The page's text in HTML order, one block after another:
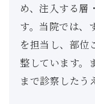
め、注入する層
す。当院では、
を担当し、部位
整しています。
まで診察したう